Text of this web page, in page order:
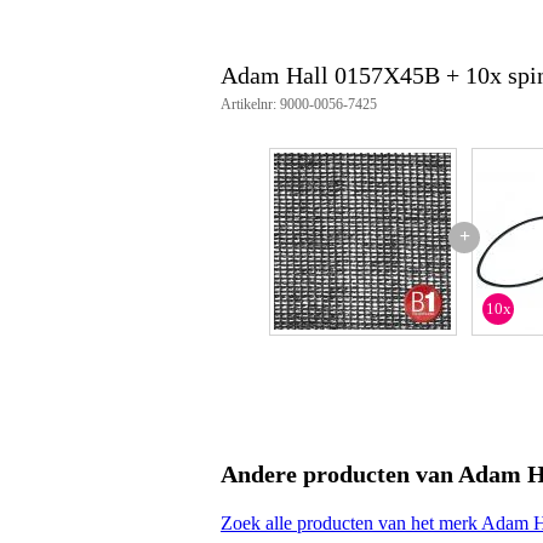
Adam Hall 0157X45B + 10x
Artikelnr: 9000-0056-7425
+
10x
Andere producten van Adam
Zoek alle producten van het merk Adam